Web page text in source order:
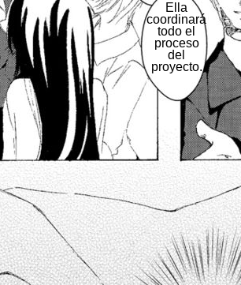
Ella
coordinará
todo el
proceso
del
proyecto.